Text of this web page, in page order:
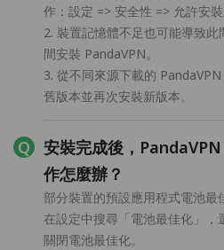
作：設定 => 安全性 => 允許安
2. 裝置記憶體不足也可能導致
間安裝 PandaVPN。
3. 從不同來源下載的
舊版本並再次安裝新版本。
安裝完成後，
作怎麼辦？
部分裝置的預設應用程式電池最
在設定中搜尋「電池最佳化」，
關閉電池最佳化。